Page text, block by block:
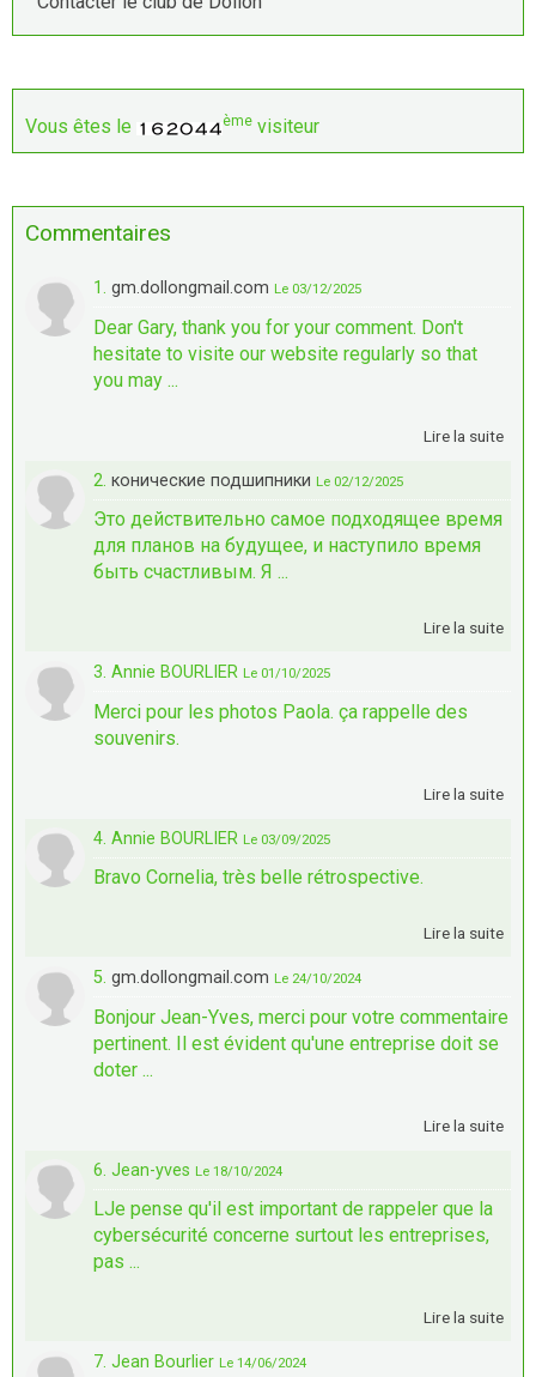
Vous êtes le ème visiteur
Commentaires
1. gm.dollongmail.com Le 03/12/2025
Dear Gary, thank you for your comment. Don't
hesitate to visite our website regularly so that
you may ...
Lire la suite
2. конические подшипники Le 02/12/2025
Это действительно самое подходящее время
для планов на будущее, и наступило время
быть счастливым. Я ...
Lire la suite
3. Annie BOURLIER Le 01/10/2025
Merci pour les photos Paola. ça rappelle des
souvenirs.
Lire la suite
4. Annie BOURLIER Le 03/09/2025
Bravo Cornelia, très belle rétrospective.
Lire la suite
5. gm.dollongmail.com Le 24/10/2024
Bonjour Jean-Yves, merci pour votre commentaire
pertinent. Il est évident qu'une entreprise doit se
doter ...
Lire la suite
6. Jean-yves Le 18/10/2024
LJe pense qu'il est important de rappeler que la
cybersécurité concerne surtout les entreprises,
pas ...
Lire la suite
7. Jean Bourlier Le 14/06/2024